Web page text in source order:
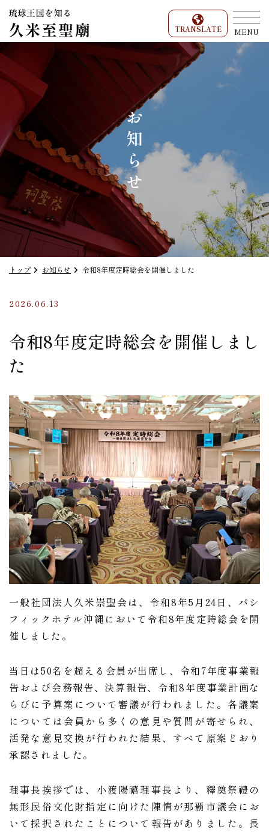
MENU
TRANSLATE
トップ お知らせ 令和8年度定時総会を開催しました
2026.06.13
令和8年度定時総会を開催しまし
た
一般社団法人久米崇聖会は、令和8年5月24日、パシ
フィックホテル沖縄において令和8年度定時総会を開
催しました。
当日は50名を超える会員が出席し、令和7年度事業報
告および会務報告、決算報告、令和8年度事業計画な
らびに予算案について審議が行われました。各議案
については会員から多くの意見や質問が寄せられ、
活発な意見交換が行われた結果、すべて原案どおり
承認されました。
理事長挨拶では、小渡陽禧理事長より、釋奠祭禮の
無形民俗文化財指定に向けた陳情が那覇市議会にお
いて採択されたことについて報告がありました。長